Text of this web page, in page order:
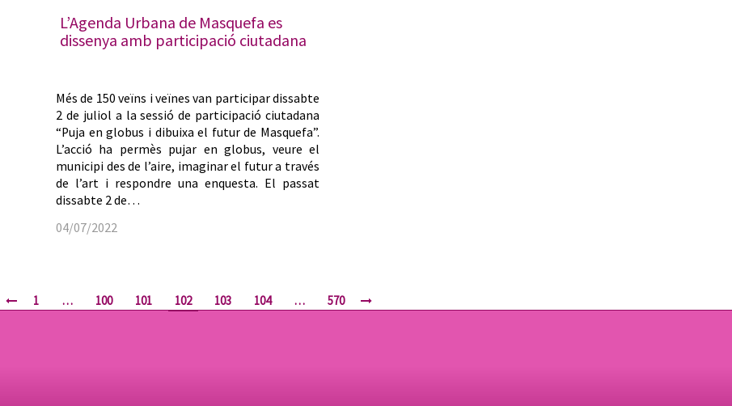
L’Agenda Urbana de Masquefa es
dissenya amb participació ciutadana
Més de 150 veïns i veïnes van participar dissabte
2 de juliol a la sessió de participació ciutadana
“Puja en globus i dibuixa el futur de Masquefa”.
L’acció ha permès pujar en globus, veure el
municipi des de l’aire, imaginar el futur a través
de l’art i respondre una enquesta. El passat
dissabte 2 de…
04/07/2022
1 … 100 101 102 103 104 … 570